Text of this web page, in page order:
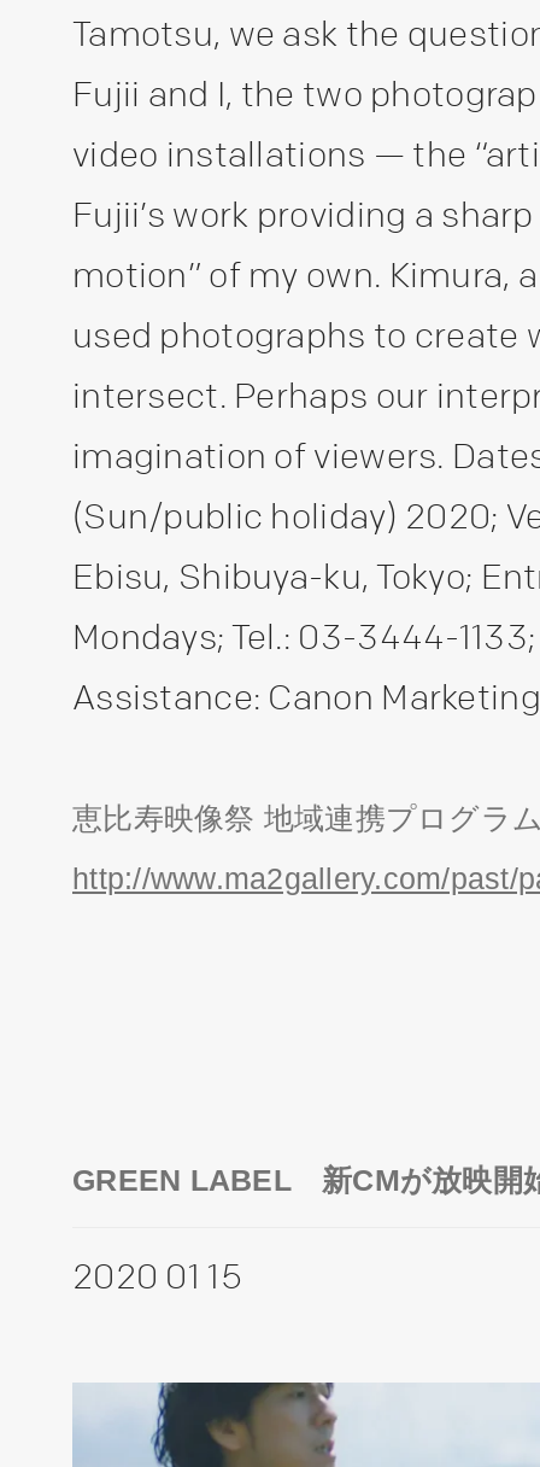
Tamotsu, we ask the
Fujii and I, the two
video installations — the
Fujii’s work providing a
motion” of my own. Kimura,
used photographs to create
intersect. Perhaps our
imagination of viewers.
(Sun/public holiday) 2020;
Ebisu, Shibuya-ku, Tokyo;
Mondays; Tel.: 03-3444-
Assistance: Canon
恵比寿映像祭 地域連携プログラ
http://www.ma2gallery.com/past/
GREEN LABEL 新CMが放映開
2020 01 15